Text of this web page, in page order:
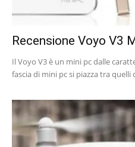
Recensione Voyo V3
Il Voyo V3 è un mini pc dalle
fascia di mini pc si piazza tra